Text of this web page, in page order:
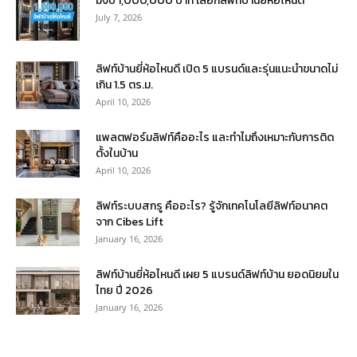
July 7, 2026
ลิฟท์บ้านยี่ห้อไหนดี เปิด 5 แบรนด์และรุ่นแนะนำขนาดไม่
เกิน 1.5 ตร.ม.
April 10, 2026
แพลตฟอร์มลิฟท์คืออะไร และทำไมถึงเหมาะกับการติด
ตั้งในบ้าน
April 10, 2026
ลิฟท์ระบบสกรู คืออะไร? รู้จักเทคโนโลยีลิฟท์อนาคต
จาก Cibes Lift
January 16, 2026
ลิฟท์บ้านยี่ห้อไหนดี เผย 5 แบรนด์ลิฟท์บ้าน ยอดนิยมใน
ไทย ปี 2026
January 16, 2026